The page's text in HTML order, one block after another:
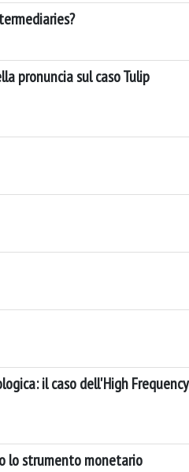
pronuncia sul caso Tulip
il caso dell'High Frequency
lo strumento monetario